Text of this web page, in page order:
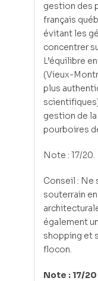
gestion des
français
évitant les
concentrer
L’équilibre
(Vieux-
plus
gestion de
pourboires
Note : 17/20.
Conseil : Ne
souterrain
également
shopping et
flocon.
Note : 17/20